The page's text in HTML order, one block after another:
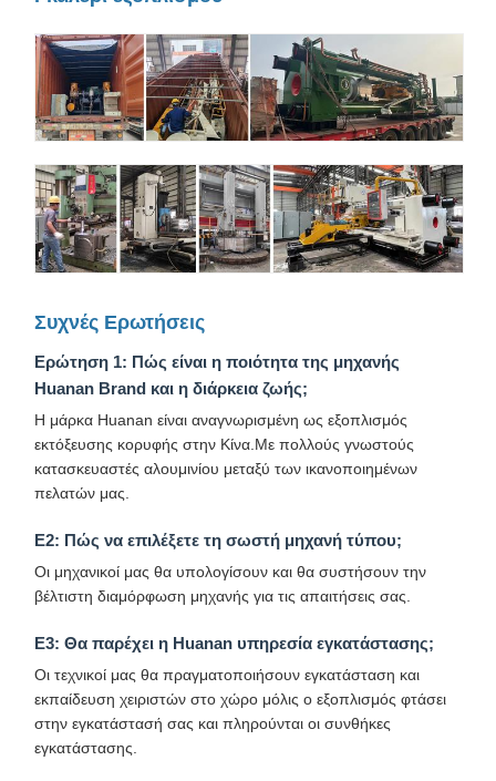
Συχνές Ερωτήσεις
Ερώτηση 1: Πώς είναι η ποιότητα της μηχανής
Huanan Brand και η διάρκεια ζωής;
Η μάρκα Huanan είναι αναγνωρισμένη ως εξοπλισμός
εκτόξευσης κορυφής στην Κίνα.Με πολλούς γνωστούς
κατασκευαστές αλουμινίου μεταξύ των ικανοποιημένων
πελατών μας.
Ε2: Πώς να επιλέξετε τη σωστή μηχανή τύπου;
Οι μηχανικοί μας θα υπολογίσουν και θα συστήσουν την
βέλτιστη διαμόρφωση μηχανής για τις απαιτήσεις σας.
Ε3: Θα παρέχει η Huanan υπηρεσία εγκατάστασης;
Οι τεχνικοί μας θα πραγματοποιήσουν εγκατάσταση και
εκπαίδευση χειριστών στο χώρο μόλις ο εξοπλισμός φτάσει
στην εγκατάστασή σας και πληρούνται οι συνθήκες
εγκατάστασης.